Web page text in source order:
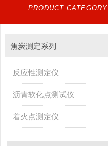
PRODUCT CATEGORY
焦炭测定系列
反应性测定仪
沥青软化点测试仪
着火点测定仪